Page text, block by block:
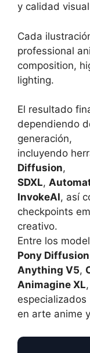
y calidad
Cada
professional
composition,
lighting.
El resultado
dependiendo
generación,
incluyendo
Diffusion,
SDXL,
InvokeAI, así
checkpoints
creativo.
Entre los
Pony Diffusion
Anything V5,
Animagine XL,
especializados
en arte anime